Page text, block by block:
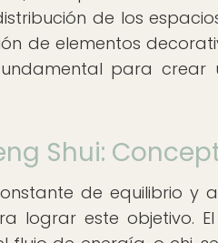
de los
de elementos
para crear
Shui:
de equilibrio y
lograr este objetivo.